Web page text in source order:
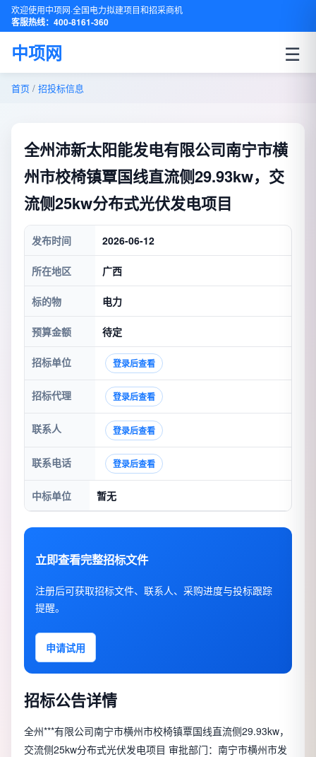
欢迎使用中项网·全国电力拟建项目和招采商机
客服热线：400-8161-360
中项网 ☰
首页 / 招投标信息
全州沛新太阳能发电有限公司南宁市横
州市校椅镇覃国线直流侧29.93kw，交
流侧25kw分布式光伏发电项目
发布时间 2026-06-12
所在地区 广西
标的物 电力
预算金额 待定
招标单位 登录后查看
招标代理 登录后查看
联系人 登录后查看
联系电话 登录后查看
中标单位 暂无
立即查看完整招标文件
注册后可获取招标文件、联系人、采购进度与投标跟踪
提醒。
申请试用
招标公告详情
全州***有限公司南宁市横州市校椅镇覃国线直流侧29.93kw，
交流侧25kw分布式光伏发电项目 审批部门：南宁市横州市发